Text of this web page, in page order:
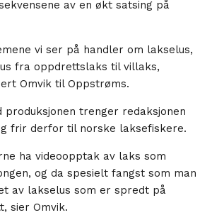
av en økt satsing på
vi ser på handler om lakselus,
fra oppdrettslaks til villaks,
Omvik til Oppstrøms.
produksjonen trenger redaksjonen
frir derfor til norske laksefiskere.
ha videoopptak av laks som
og da spesielt fangst som man
av lakselus som er spredt på
sier Omvik.